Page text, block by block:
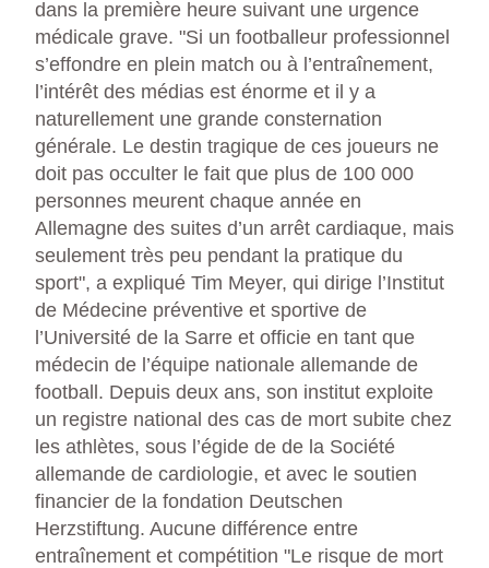
dans la première heure suivant une urgence
médicale grave. "Si un footballeur professionnel
s’effondre en plein match ou à l’entraînement,
l’intérêt des médias est énorme et il y a
naturellement une grande consternation
générale. Le destin tragique de ces joueurs ne
doit pas occulter le fait que plus de 100 000
personnes meurent chaque année en
Allemagne des suites d’un arrêt cardiaque, mais
seulement très peu pendant la pratique du
sport", a expliqué Tim Meyer, qui dirige l’Institut
de Médecine préventive et sportive de
l’Université de la Sarre et officie en tant que
médecin de l’équipe nationale allemande de
football. Depuis deux ans, son institut exploite
un registre national des cas de mort subite chez
les athlètes, sous l’égide de de la Société
allemande de cardiologie, et avec le soutien
financier de la fondation Deutschen
Herzstiftung. Aucune différence entre
entraînement et compétition "Le risque de mort